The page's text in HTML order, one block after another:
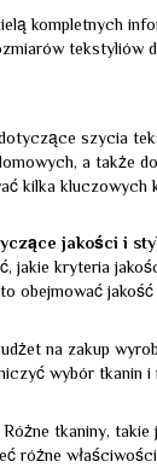
kompletnych
tekstyliów
szycia
a także
kilka kluczowych
jakości i
jakie kryteria
obejmować
na zakup
wybór tkanin i
Różne tkaniny, takie
różne